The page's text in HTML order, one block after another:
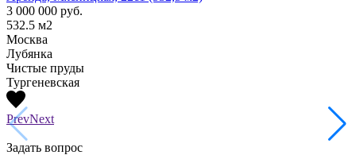
3 000 000 руб.
532.5 м2
Москва
Лубянка
Чистые пруды
Тургеневская
PrevNext
Задать вопрос